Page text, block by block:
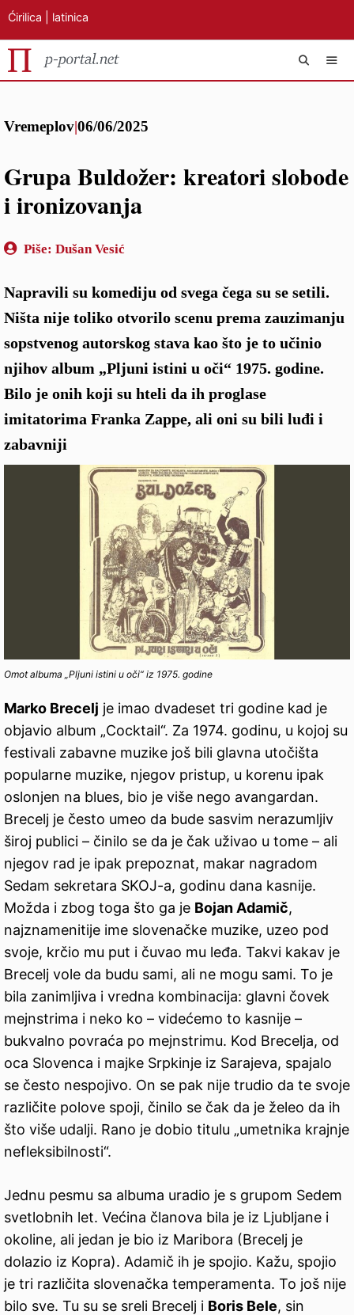
sadržaj
Ćirilica latinica
Vremeplov|06/06/2025
Grupa Buldožer: kreatori slobode
i ironizovanja
Piše: Dušan Vesić
Napravili su komediju od svega čega su se setili.
Ništa nije toliko otvorilo scenu prema zauzimanju
sopstvenog autorskog stava kao što je to učinio
njihov album „Pljuni istini u oči“ 1975. godine.
Bilo je onih koji su hteli da ih proglase
imitatorima Frаnka Zappe, ali oni su bili luđi i
zabavniji
Omot albuma „Pljuni istini u oči“ iz 1975. godine
Marko Brecelj je imao dvadeset tri godine kad je
objavio album „Cocktail“. Za 1974. godinu, u kojoj su
festivali zabavne muzike još bili glavna utočišta
popularne muzike, njegov pristup, u korenu ipak
oslonjen na blues, bio je više nego avangardan.
Brecelj je često umeo da bude sasvim nerazumljiv
široj publici – činilo se da je čak uživao u tome – ali
njegov rad je ipak prepoznat, makar nagradom
Sedam sekretara SKOJ-a, godinu dana kasnije.
Možda i zbog toga što ga je Bojan Adamič,
najznamenitije ime slovenačke muzike, uzeo pod
svoje, krčio mu put i čuvao mu leđa. Takvi kakav je
Brecelj vole da budu sami, ali ne mogu sami. To je
bila zanimljiva i vredna kombinacija: glavni čovek
mejnstrima i neko ko – videćemo to kasnije –
bukvalno povraća po mejnstrimu. Kod Brecelja, od
oca Slovenca i majke Srpkinje iz Sarajeva, spajalo
se često nespojivo. On se pak nije trudio da te svoje
različite polove spoji, činilo se čak da je želeo da ih
što više udalji. Rano je dobio titulu „umetnika krajnje
nefleksibilnosti“.
Jednu pesmu sa albuma uradio je s grupom Sedem
svetlobnih let. Većina članova bila je iz Ljubljane i
okoline, ali jedan je bio iz Maribora (Brecelj je
dolazio iz Kopra). Adamič ih je spojio. Kažu, spojio
je tri različita slovenačka temperamenta. To još nije
bilo sve. Tu su se sreli Brecelj i Boris Bele, sin